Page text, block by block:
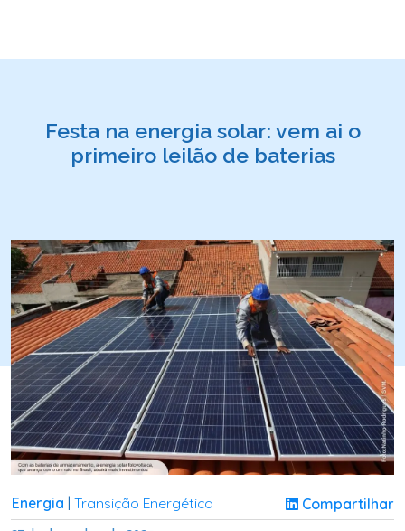
Festa na energia solar: vem ai o
primeiro leilão de baterias
Energia Transição Energética Compartilhar